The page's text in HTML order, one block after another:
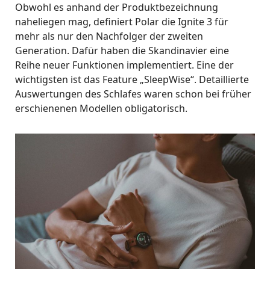
Obwohl es anhand der Produktbezeichnung
naheliegen mag, definiert Polar die Ignite 3 für
mehr als nur den Nachfolger der zweiten
Generation. Dafür haben die Skandinavier eine
Reihe neuer Funktionen implementiert. Eine der
wichtigsten ist das Feature „SleepWise“. Detaillierte
Auswertungen des Schlafes waren schon bei früher
erschienenen Modellen obligatorisch.